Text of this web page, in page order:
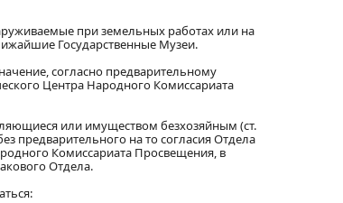
при земельных работах или на
Государственные Музеи.
согласно предварительному
Центра Народного Комиссариата
или имуществом безхозяйным (ст.
предварительного на то согласия Отдела
Комиссариата Просвещения, в
Отдела.